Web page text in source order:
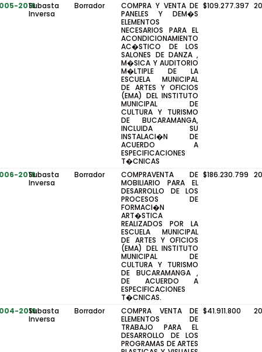
2019Subasta
Inversa
Borrador
COMPRA Y VENTA DE
PANELES Y DEM�S
ELEMENTOS
NECESARIOS PARA EL
ACONDICIONAMIENTO
AC�STICO DE LOS
SALONES DE DANZA ,
M�SICA Y AUDITORIO
M�LTIPLE DE LA
ESCUELA MUNICIPAL
DE ARTES Y OFICIOS
(EMA) DEL INSTITUTO
MUNICIPAL DE
CULTURA Y TURISMO
DE BUCARAMANGA,
INCLUIDA SU
INSTALACI�N DE
ACUERDO A
ESPECIFICACIONES
T�CNICAS
$109.277.397
2019Subasta
Inversa
Borrador
COMPRAVENTA DE
MOBILIARIO PARA EL
DESARROLLO DE LOS
PROCESOS DE
FORMACI�N
ART�STICA
REALIZADOS POR LA
ESCUELA MUNICIPAL
DE ARTES Y OFICIOS
(EMA) DEL INSTITUTO
MUNICIPAL DE
CULTURA Y TURISMO
DE BUCARAMANGA ,
DE ACUERDO A
ESPECIFICACIONES
T�CNICAS.
$186.230.799
2019Subasta
Inversa
Borrador
COMPRA VENTA DE
ELEMENTOS DE
TRABAJO PARA EL
DESARROLLO DE LOS
PROGRAMAS DE ARTES
$41.911.800